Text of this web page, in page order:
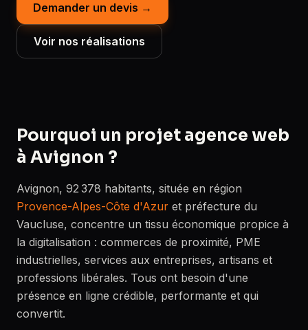
Demander un devis →
Voir nos réalisations
Pourquoi un projet agence web
à Avignon ?
Avignon, 92 378 habitants, située en région
Provence-Alpes-Côte d'Azur et préfecture du
Vaucluse, concentre un tissu économique propice à
la digitalisation : commerces de proximité, PME
industrielles, services aux entreprises, artisans et
professions libérales. Tous ont besoin d'une
présence en ligne crédible, performante et qui
convertit.